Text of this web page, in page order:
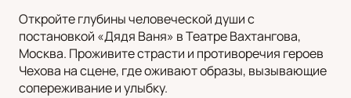
Откройте глубины человеческой души с
постановкой «Дядя Ваня» в Театре Вахтангова,
Москва. Проживите страсти и противоречия героев
Чехова на сцене, где оживают образы, вызывающие
сопереживание и улыбку.